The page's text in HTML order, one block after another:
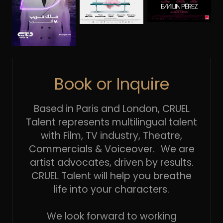
Book or Inquire
Based in Paris and London, CRUEL
Talent represents multilingual talent
with Film, TV industry, Theatre,
Commercials & Voiceover. We are
artist advocates, driven by results.
CRUEL Talent will help you breathe
life into your characters.
We look forward to working